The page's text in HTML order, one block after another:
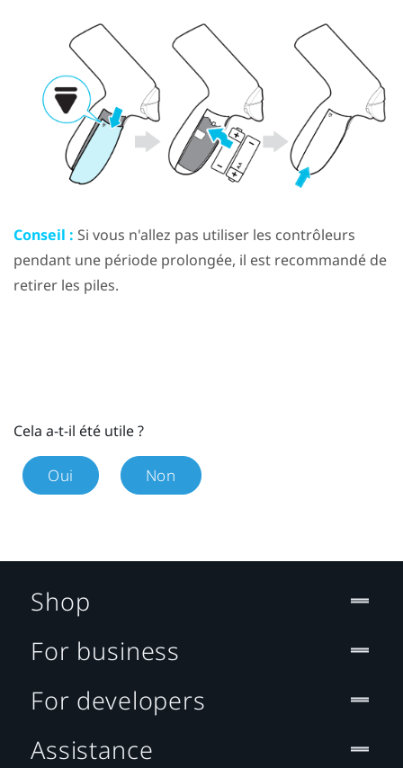
Conseil : Si vous n'allez pas utiliser les contrôleurs
pendant une période prolongée, il est recommandé de
retirer les piles.
Cela a-t-il été utile ?
Oui Non
Shop
For business
For developers
Assistance